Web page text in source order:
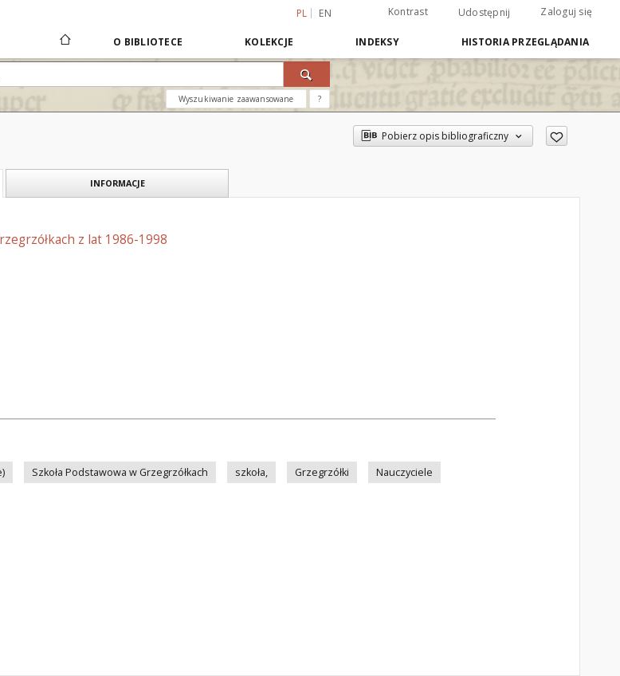
PL EN Kontrast Udostępnij Zaloguj się
O BIBLIOTECE KOLEKCJE INDEKSY HISTORIA PRZEGLĄDANIA
Wyszukiwanie zaawansowane ?
Pobierz opis bibliograficzny
INFORMACJE
z lat 1986-1998
Szkoła Podstawowa w Grzegrzółkach szkoła, Grzegrzółki
Nauczyciele